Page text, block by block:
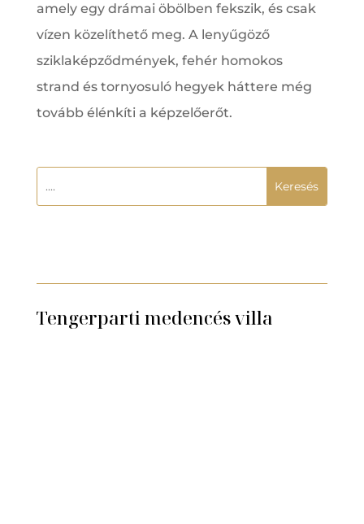
amely egy drámai öbölben fekszik, és csak
vízen közelíthető meg. A lenyűgöző
sziklaképződmények, fehér homokos
strand és tornyosuló hegyek háttere még
tovább élénkíti a képzelőerőt.
Tengerparti medencés villa